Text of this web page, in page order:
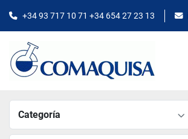
+34 93 717 10 71 +34 654 27 23 13
Categoría